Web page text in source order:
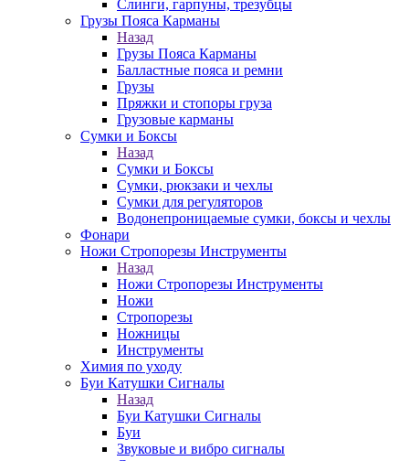
Слинги, гарпуны, трезубцы
Грузы Пояса Карманы
Назад
Грузы Пояса Карманы
Балластные пояса и ремни
Грузы
Пряжки и стопоры груза
Грузовые карманы
Сумки и Боксы
Назад
Сумки и Боксы
Сумки, рюкзаки и чехлы
Сумки для регуляторов
Водонепроницаемые сумки, боксы и чехлы
Фонари
Ножи Стропорезы Инструменты
Назад
Ножи Стропорезы Инструменты
Ножи
Стропорезы
Ножницы
Инструменты
Химия по уходу
Буи Катушки Сигналы
Назад
Буи Катушки Сигналы
Буи
Звуковые и вибро сигналы